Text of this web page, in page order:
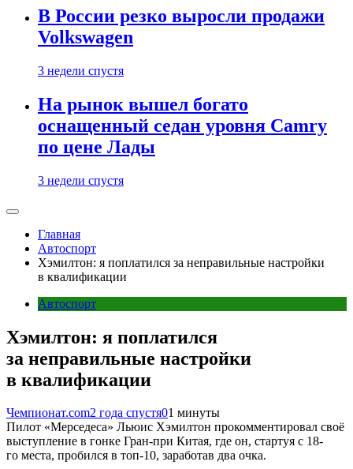
В России резко выросли продажи
Volkswagen
3 недели спустя
На рынок вышел богато
оснащенный седан уровня Camry
по цене Лады
3 недели спустя
Главная
Автоспорт
Хэмилтон: я поплатился за неправильные настройки
в квалификации
Автоспорт
Хэмилтон: я поплатился
за неправильные настройки
в квалификации
Чемпионат.com2 года спустя01 минуты
Пилот «Мерседеса» Льюис Хэмилтон прокомментировал своё
выступление в гонке Гран-при Китая, где он, стартуя с 18-
го места, пробился в топ-10, заработав два очка.